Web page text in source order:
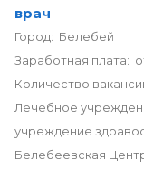
врач
Город: Белебей
Заработная плата:
Количество
Лечебное
учреждение
Белебеевская